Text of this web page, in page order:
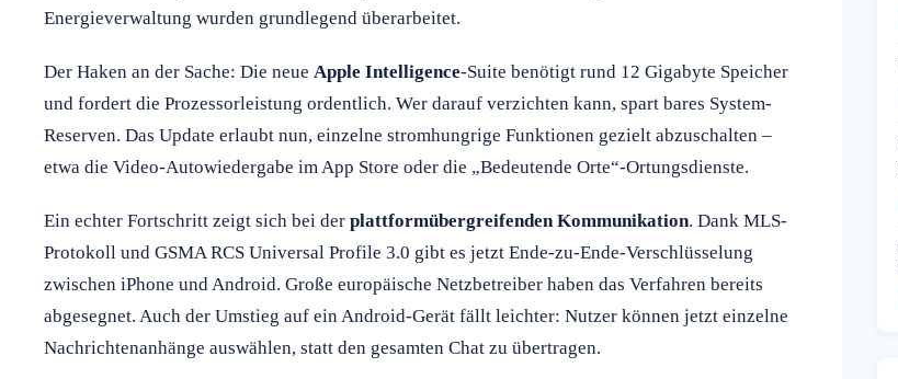
Energieverwaltung wurden grundlegend überarbeitet.
Der Haken an der Sache: Die neue Apple Intelligence-Suite benötigt rund 12 Gigabyte Speicher
und fordert die Prozessorleistung ordentlich. Wer darauf verzichten kann, spart bares System-
Reserven. Das Update erlaubt nun, einzelne stromhungrige Funktionen gezielt abzuschalten –
etwa die Video-Autowiedergabe im App Store oder die „Bedeutende Orte“-Ortungsdienste.
Ein echter Fortschritt zeigt sich bei der plattformübergreifenden Kommunikation. Dank MLS-
Protokoll und GSMA RCS Universal Profile 3.0 gibt es jetzt Ende-zu-Ende-Verschlüsselung
zwischen iPhone und Android. Große europäische Netzbetreiber haben das Verfahren bereits
abgesegnet. Auch der Umstieg auf ein Android-Gerät fällt leichter: Nutzer können jetzt einzelne
Nachrichtenanhänge auswählen, statt den gesamten Chat zu übertragen.